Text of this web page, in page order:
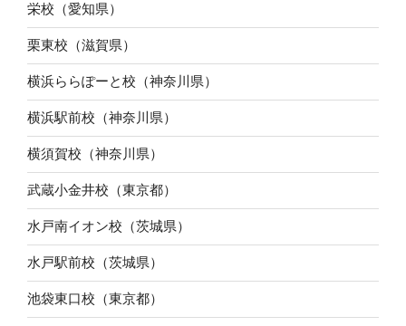
栄校（愛知県）
栗東校（滋賀県）
横浜ららぽーと校（神奈川県）
横浜駅前校（神奈川県）
横須賀校（神奈川県）
武蔵小金井校（東京都）
水戸南イオン校（茨城県）
水戸駅前校（茨城県）
池袋東口校（東京都）